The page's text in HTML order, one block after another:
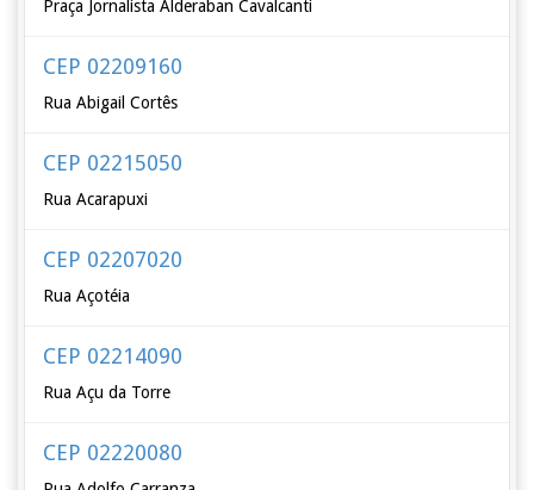
Praça Jornalista Alderaban Cavalcanti
CEP 02209160
Rua Abigail Cortês
CEP 02215050
Rua Acarapuxi
CEP 02207020
Rua Açotéia
CEP 02214090
Rua Açu da Torre
CEP 02220080